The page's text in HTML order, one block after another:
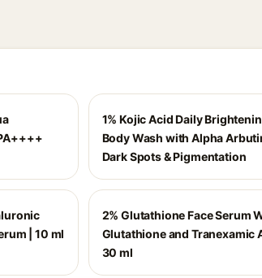
1% Kojic Acid Daily
Body Wash with Alpha
Dark Spots & Pigmentation
| 10 ml
2% Glutathione Face Serum
Glutathione and Tranexamic
30 ml